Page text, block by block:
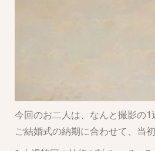
今回のお二人は、なんと 撮影の1
ご結婚式の納期に合わせて、当